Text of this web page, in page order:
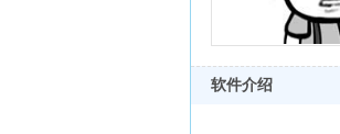
软件介绍